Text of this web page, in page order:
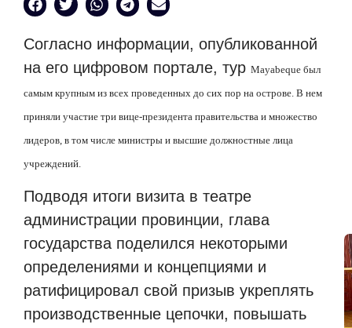
Согласно информации, опубликованной
на его цифровом портале, тур Mayabeque был
самым крупным из всех проведенных до сих пор на острове. В нем
приняли участие три вице-президента правительства и множество
лидеров, в том числе министры и высшие должностные лица
учреждений.
Подводя итоги визита в театре
администрации провинции, глава
государства поделился некоторыми
определениями и концепциями и
ратифицировал свой призыв укреплять
производственные цепочки, повышать